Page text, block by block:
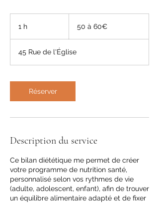
1 h
60€50 à 60€
45 Rue de l'Église
Réserver
Description du service
Ce bilan diététique me permet de créer
votre programme de nutrition santé,
personnalisé selon vos rythmes de vie
(adulte, adolescent, enfant), afin de trouver
un équilibre alimentaire adapté et de fixer